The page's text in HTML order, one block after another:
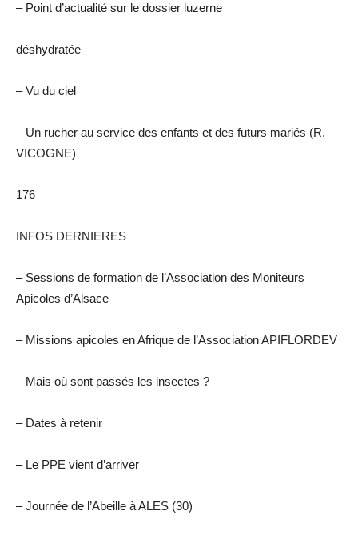
– Point d’actualité sur le dossier luzerne
déshydratée
– Vu du ciel
– Un rucher au service des enfants et des futurs mariés (R.
VICOGNE)
176
INFOS DERNIERES
– Sessions de formation de l’Association des Moniteurs
Apicoles d’Alsace
– Missions apicoles en Afrique de l’Association APIFLORDEV
– Mais où sont passés les insectes ?
– Dates à retenir
– Le PPE vient d’arriver
– Journée de l’Abeille à ALES (30)